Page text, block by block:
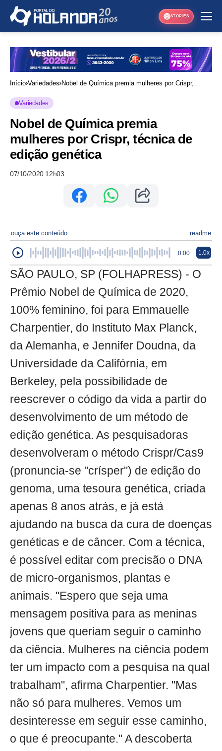
STORIES
Início Variedades Nobel de Química premia mulheres por Crispr,
Variedades
Nobel de Química premia
mulheres por Crispr, técnica de
edição genética
07/10/2020 12h03
ouça este conteúdo readme
0:00 1.0x
SÃO PAULO, SP (FOLHAPRESS) - O
Prêmio Nobel de Química de 2020,
100% feminino, foi para Emmauelle
Charpentier, do Instituto Max Planck,
da Alemanha, e Jennifer Doudna, da
Universidade da Califórnia, em
Berkeley, pela possibilidade de
reescrever o código da vida a partir do
desenvolvimento de um método de
edição genética. As pesquisadoras
desenvolveram o método Crispr/Cas9
(pronuncia-se "crísper") de edição do
genoma, uma tesoura genética, criada
apenas 8 anos atrás, e já está
ajudando na busca da cura de doenças
genéticas e de câncer. Com a técnica,
é possível editar com precisão o DNA
de micro-organismos, plantas e
animais. "Espero que seja uma
mensagem positiva para as meninas
jovens que queriam seguir o caminho
da ciência. Mulheres na ciência podem
ter um impacto com a pesquisa na qual
trabalham", afirma Charpentier. "Mas
não só para mulheres. Vemos um
desinteresse em seguir esse caminho,
o que é preocupante." A descoberta